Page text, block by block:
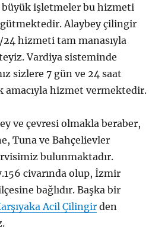
işletmeler bu hizmeti
gütmektedir. Alaybey çilingir
hizmeti tam manasıyla
Vardiya sisteminde
sizlere 7 gün ve 24 saat
amacıyla hizmet vermektedir.
ve çevresi olmakla beraber,
Tuna ve Bahçelievler
bulunmaktadır.
civarında olup, İzmir
bağlıdır. Başka bir
Acil Çilingir den